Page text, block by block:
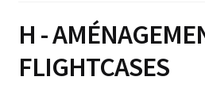
Console lumière, son &
Microphones & pieds
H -
FLIGHTCASES